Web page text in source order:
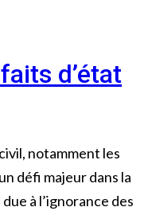
d’état
notamment les
défi majeur dans la
à l’ignorance des